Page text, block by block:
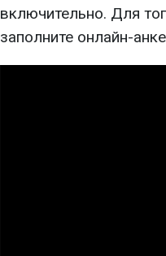
включительно. Для
заполните онлайн-